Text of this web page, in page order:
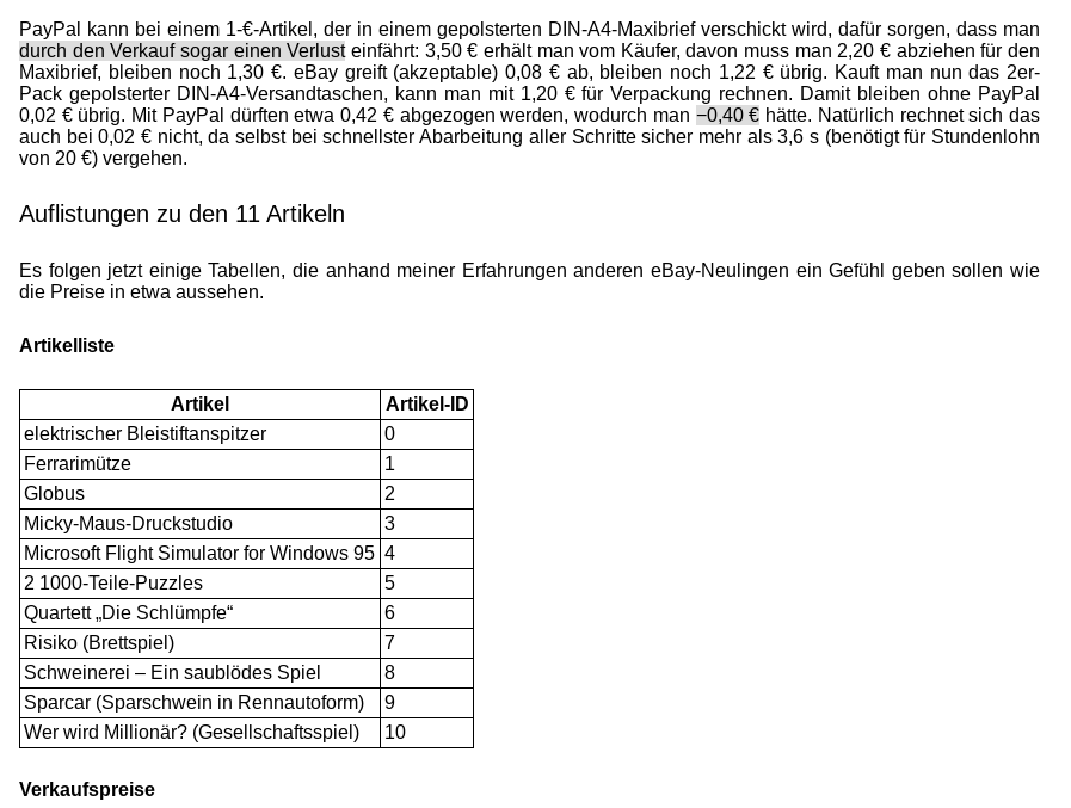
PayPal kann bei einem 1-€-Artikel, der in einem gepolsterten DIN-A4-Maxibrief verschickt wird, dafür sorgen, dass man
durch den Verkauf sogar einen Verlusteinfährt: 3,50 € erhält man vom Käufer, davon muss man 2,20 € abziehen für den
Maxibrief, bleiben noch 1,30 €. eBay greift (akzeptable) 0,08 € ab, bleiben noch 1,22 € übrig. Kauft man nun das 2er-
Pack gepolsterter DIN-A4-Versandtaschen, kann man mit 1,20 € für Verpackung rechnen. Damit bleiben ohne PayPal
0,02 € übrig. Mit PayPal dürften etwa 0,42 € abgezogen werden, wodurch man −0,40 € hätte. Natürlich rechnet sich das
auch bei 0,02 € nicht, da selbst bei schnellster Abarbeitung aller Schritte sicher mehr als 3,6 s (benötigt für Stundenlohn
von 20 €) vergehen.
Auflistungen zu den 11 Artikeln
Es folgen jetzt einige Tabellen, die anhand meiner Erfahrungen anderen eBay-Neulingen ein Gefühl geben sollen wie
die Preise in etwa aussehen.
Artikelliste
Artikel
Artikel-ID
elektrischer Bleistiftanspitzer
0
Ferrarimütze
1
Globus
2
Micky-Maus-Druckstudio
3
Microsoft Flight Simulator for Windows 95 4
2 1000-Teile-Puzzles
5
Quartett „Die Schlümpfe“
6
Risiko (Brettspiel)
7
Schweinerei – Ein saublödes Spiel
8
Sparcar (Sparschwein in Rennautoform)
9
Wer wird Millionär? (Gesellschaftsspiel)
10
Verkaufspreise